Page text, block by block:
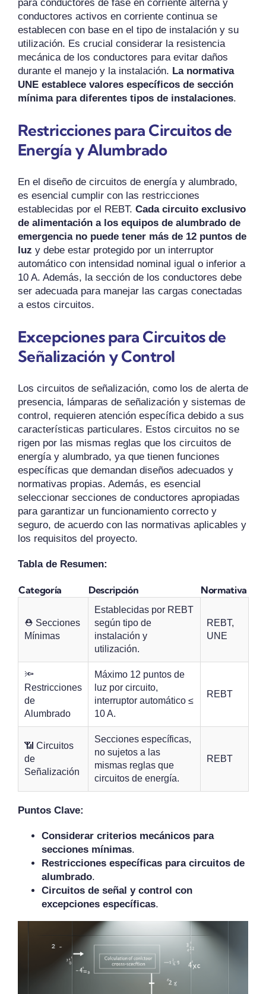
para conductores de fase en corriente alterna y
conductores activos en corriente continua se
establecen con base en el tipo de instalación y su
utilización. Es crucial considerar la resistencia
mecánica de los conductores para evitar daños
durante el manejo y la instalación. La normativa
UNE establece valores específicos de sección
mínima para diferentes tipos de instalaciones.
Restricciones para Circuitos de
Energía y Alumbrado
En el diseño de circuitos de energía y alumbrado,
es esencial cumplir con las restricciones
establecidas por el REBT. Cada circuito exclusivo
de alimentación a los equipos de alumbrado de
emergencia no puede tener más de 12 puntos de
luz y debe estar protegido por un interruptor
automático con intensidad nominal igual o inferior a
10 A. Además, la sección de los conductores debe
ser adecuada para manejar las cargas conectadas
a estos circuitos.
Excepciones para Circuitos de
Señalización y Control
Los circuitos de señalización, como los de alerta de
presencia, lámparas de señalización y sistemas de
control, requieren atención específica debido a sus
características particulares. Estos circuitos no se
rigen por las mismas reglas que los circuitos de
energía y alumbrado, ya que tienen funciones
específicas que demandan diseños adecuados y
normativas propias. Además, es esencial
seleccionar secciones de conductores apropiadas
para garantizar un funcionamiento correcto y
seguro, de acuerdo con las normativas aplicables y
los requisitos del proyecto.
Tabla de Resumen:
Categoría Descripción Normativa
⛑️ Secciones
Mínimas
Establecidas por REBT
según tipo de
instalación y
utilización.
REBT,
UNE
🔦
Restricciones
de
Alumbrado
Máximo 12 puntos de
luz por circuito,
interruptor automático ≤
10 A.
REBT
📶 Circuitos
de
Señalización
Secciones específicas,
no sujetos a las
mismas reglas que
circuitos de energía.
REBT
Puntos Clave:
Considerar criterios mecánicos para
secciones mínimas.
Restricciones específicas para circuitos de
alumbrado.
Circuitos de señal y control con
excepciones específicas.